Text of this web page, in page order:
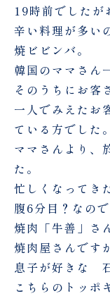
19時前でしたが
辛い料理が多い
焼ビビンバ。
韓国のママさん
そのうちにお客
一人でみえたお
ている方でした
ママさんより、
た。
忙しくなってき
腹6分目？なの
焼肉「牛善」さ
焼肉屋さんです
息子が好きな
こちらのトッポ